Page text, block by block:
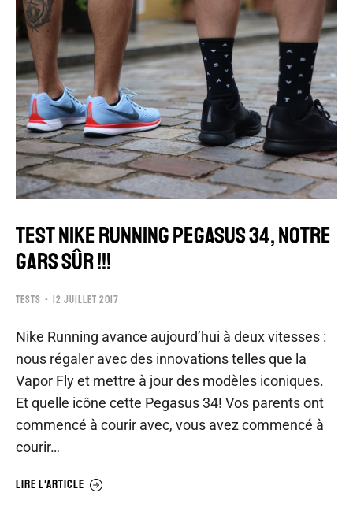
TEST NIKE RUNNING PEGASUS 34, NOTRE
GARS SÛR !!!
TESTS 12 JUILLET 2017
Nike Running avance aujourd’hui à deux vitesses :
nous régaler avec des innovations telles que la
Vapor Fly et mettre à jour des modèles iconiques.
Et quelle icône cette Pegasus 34! Vos parents ont
commencé à courir avec, vous avez commencé à
courir…
LIRE L'ARTICLE